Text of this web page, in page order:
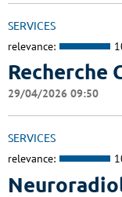
SERVICES
relevance:
Recherche
29/04/2026 09:50
SERVICES
relevance: